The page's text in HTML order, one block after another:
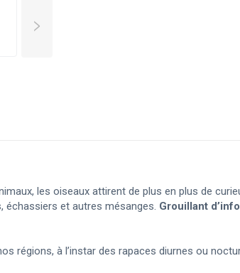
>
les oiseaux attirent de plus en plus de
échassiers et autres mésanges. Grouillant
régions, à l’instar des rapaces diurnes ou